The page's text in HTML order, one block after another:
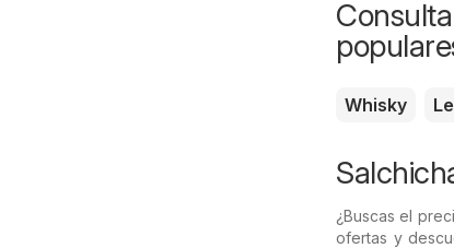
Whisky
¿Buscas el
ofertas y